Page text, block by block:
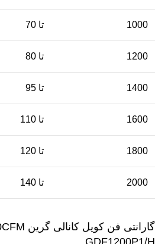
1000 تا 70
1200 تا 80
1400 تا 95
1600 تا 110
1800 تا 120
2000 تا 140
GDF1200P1/H